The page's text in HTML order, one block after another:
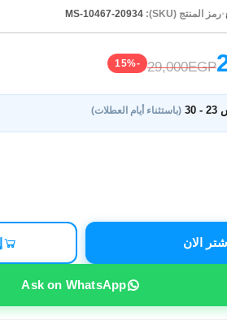
·رمز المنتج (SKU): MS-10467-20934
29,000EGP
-15%
(باستثناء أيام العطلات)
اشتر الان
Ask on WhatsApp